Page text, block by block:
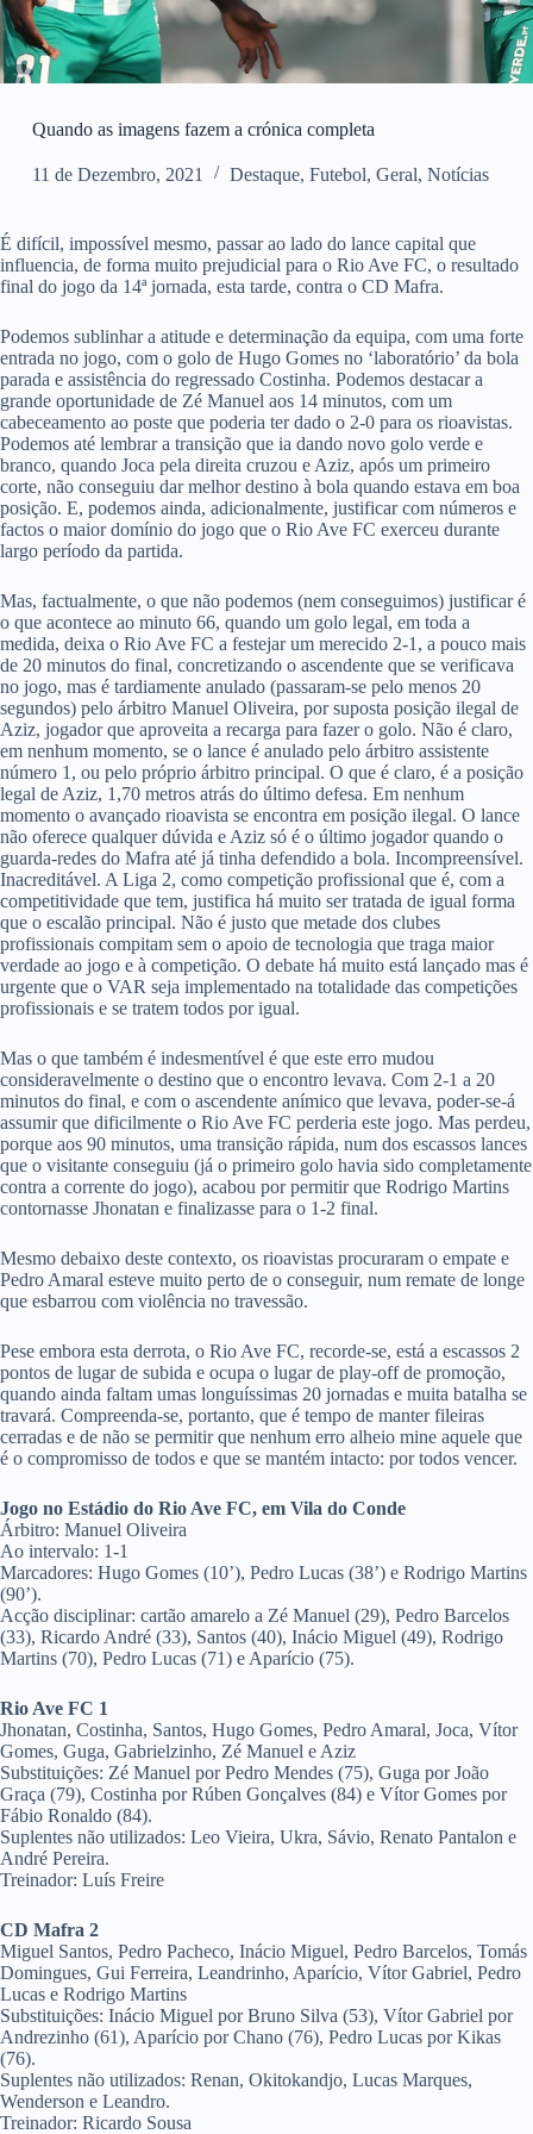
Quando as imagens fazem a crónica completa
11 de Dezembro, 2021 Destaque, Futebol, Geral, Notícias
É difícil, impossível mesmo, passar ao lado do lance capital que
influencia, de forma muito prejudicial para o Rio Ave FC, o resultado
final do jogo da 14ª jornada, esta tarde, contra o CD Mafra.
Podemos sublinhar a atitude e determinação da equipa, com uma forte
entrada no jogo, com o golo de Hugo Gomes no ‘laboratório’ da bola
parada e assistência do regressado Costinha. Podemos destacar a
grande oportunidade de Zé Manuel aos 14 minutos, com um
cabeceamento ao poste que poderia ter dado o 2-0 para os rioavistas.
Podemos até lembrar a transição que ia dando novo golo verde e
branco, quando Joca pela direita cruzou e Aziz, após um primeiro
corte, não conseguiu dar melhor destino à bola quando estava em boa
posição. E, podemos ainda, adicionalmente, justificar com números e
factos o maior domínio do jogo que o Rio Ave FC exerceu durante
largo período da partida.
Mas, factualmente, o que não podemos (nem conseguimos) justificar é
o que acontece ao minuto 66, quando um golo legal, em toda a
medida, deixa o Rio Ave FC a festejar um merecido 2-1, a pouco mais
de 20 minutos do final, concretizando o ascendente que se verificava
no jogo, mas é tardiamente anulado (passaram-se pelo menos 20
segundos) pelo árbitro Manuel Oliveira, por suposta posição ilegal de
Aziz, jogador que aproveita a recarga para fazer o golo. Não é claro,
em nenhum momento, se o lance é anulado pelo árbitro assistente
número 1, ou pelo próprio árbitro principal. O que é claro, é a posição
legal de Aziz, 1,70 metros atrás do último defesa. Em nenhum
momento o avançado rioavista se encontra em posição ilegal. O lance
não oferece qualquer dúvida e Aziz só é o último jogador quando o
guarda-redes do Mafra até já tinha defendido a bola. Incompreensível.
Inacreditável. A Liga 2, como competição profissional que é, com a
competitividade que tem, justifica há muito ser tratada de igual forma
que o escalão principal. Não é justo que metade dos clubes
profissionais compitam sem o apoio de tecnologia que traga maior
verdade ao jogo e à competição. O debate há muito está lançado mas é
urgente que o VAR seja implementado na totalidade das competições
profissionais e se tratem todos por igual.
Mas o que também é indesmentível é que este erro mudou
consideravelmente o destino que o encontro levava. Com 2-1 a 20
minutos do final, e com o ascendente anímico que levava, poder-se-á
assumir que dificilmente o Rio Ave FC perderia este jogo. Mas perdeu,
porque aos 90 minutos, uma transição rápida, num dos escassos lances
que o visitante conseguiu (já o primeiro golo havia sido completamente
contra a corrente do jogo), acabou por permitir que Rodrigo Martins
contornasse Jhonatan e finalizasse para o 1-2 final.
Mesmo debaixo deste contexto, os rioavistas procuraram o empate e
Pedro Amaral esteve muito perto de o conseguir, num remate de longe
que esbarrou com violência no travessão.
Pese embora esta derrota, o Rio Ave FC, recorde-se, está a escassos 2
pontos de lugar de subida e ocupa o lugar de play-off de promoção,
quando ainda faltam umas longuíssimas 20 jornadas e muita batalha se
travará. Compreenda-se, portanto, que é tempo de manter fileiras
cerradas e de não se permitir que nenhum erro alheio mine aquele que
é o compromisso de todos e que se mantém intacto: por todos vencer.
Jogo no Estádio do Rio Ave FC, em Vila do Conde
Árbitro: Manuel Oliveira
Ao intervalo: 1-1
Marcadores: Hugo Gomes (10’), Pedro Lucas (38’) e Rodrigo Martins
(90’).
Acção disciplinar: cartão amarelo a Zé Manuel (29), Pedro Barcelos
(33), Ricardo André (33), Santos (40), Inácio Miguel (49), Rodrigo
Martins (70), Pedro Lucas (71) e Aparício (75).
Rio Ave FC 1
Jhonatan, Costinha, Santos, Hugo Gomes, Pedro Amaral, Joca, Vítor
Gomes, Guga, Gabrielzinho, Zé Manuel e Aziz
Substituições: Zé Manuel por Pedro Mendes (75), Guga por João
Graça (79), Costinha por Rúben Gonçalves (84) e Vítor Gomes por
Fábio Ronaldo (84).
Suplentes não utilizados: Leo Vieira, Ukra, Sávio, Renato Pantalon e
André Pereira.
Treinador: Luís Freire
CD Mafra 2
Miguel Santos, Pedro Pacheco, Inácio Miguel, Pedro Barcelos, Tomás
Domingues, Gui Ferreira, Leandrinho, Aparício, Vítor Gabriel, Pedro
Lucas e Rodrigo Martins
Substituições: Inácio Miguel por Bruno Silva (53), Vítor Gabriel por
Andrezinho (61), Aparício por Chano (76), Pedro Lucas por Kikas
(76).
Suplentes não utilizados: Renan, Okitokandjo, Lucas Marques,
Wenderson e Leandro.
Treinador: Ricardo Sousa